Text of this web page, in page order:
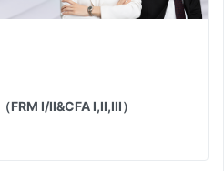
I/II&CFA I,II,III）